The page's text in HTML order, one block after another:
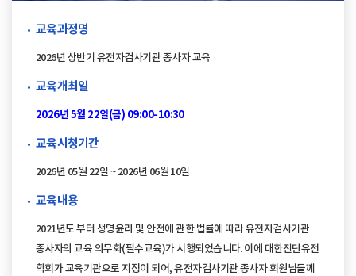
교육과정명
2026년 상반기 유전자검사기관 종사자 교육
교육개최일
2026년 5월 22일(금) 09:00-10:30
교육시청기간
2026년 05월 22일 ~ 2026년 06월 10일
교육내용
2021년도 부터 생명윤리 및 안전에 관한 법률에 따라 유전자검사기관
종사자의 교육 의무화(필수교육)가 시행되었습니다. 이에 대한진단유전
학회가 교육기관으로 지정이 되어, 유전자검사기관 종사자 회원님들께